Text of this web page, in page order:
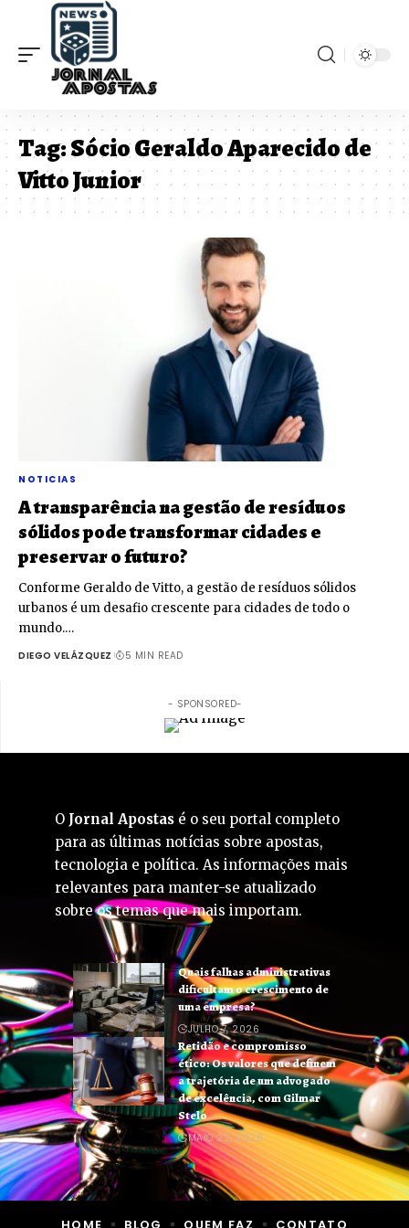
Tag:Sócio Geraldo Aparecido de
Vitto Junior
NOTICIAS
A transparência na gestão de resíduos
sólidos pode transformar cidades e
preservar o futuro?
Conforme Geraldo de Vitto, a gestão de resíduos sólidos
urbanos é um desafio crescente para cidades de todo o
mundo.…
DIEGO VELÁZQUEZ 5 MIN READ
- SPONSORED-
O Jornal Apostas é o seu portal completo
para as últimas notícias sobre apostas,
tecnologia e política. As informações mais
relevantes para manter-se atualizado
sobre os temas que mais importam.
Quais falhas administrativas
dificultam o crescimento de
uma empresa?
JULHO 7, 2026
Retidão e compromisso
ético: Os valores que definem
a trajetória de um advogado
de excelência, com Gilmar
Stelo
MAIO 22, 2026